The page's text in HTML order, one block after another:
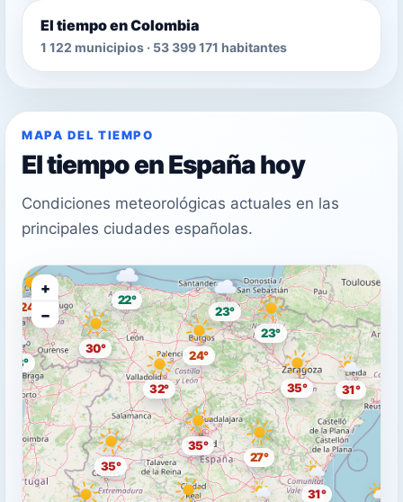
El tiempo en Colombia
1 122 municipios · 53 399 171 habitantes
MAPA DEL TIEMPO
El tiempo en España hoy
Condiciones meteorológicas actuales en las
principales ciudades españolas.
35°
31°
35°
23°
32°
23°
22°
24°
23°
24°
31°
30°
27°
35°
+
−